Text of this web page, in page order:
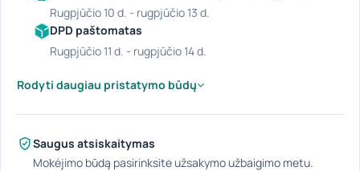
rugpjūčio 10 d. - rugpjūčio 13 d.
DPD paštomatas
rugpjūčio 11 d. - rugpjūčio 14 d.
Rodyti daugiau pristatymo būdų
Saugus atsiskaitymas
Mokėjimo būdą pasirinksite užsakymo užbaigimo metu.